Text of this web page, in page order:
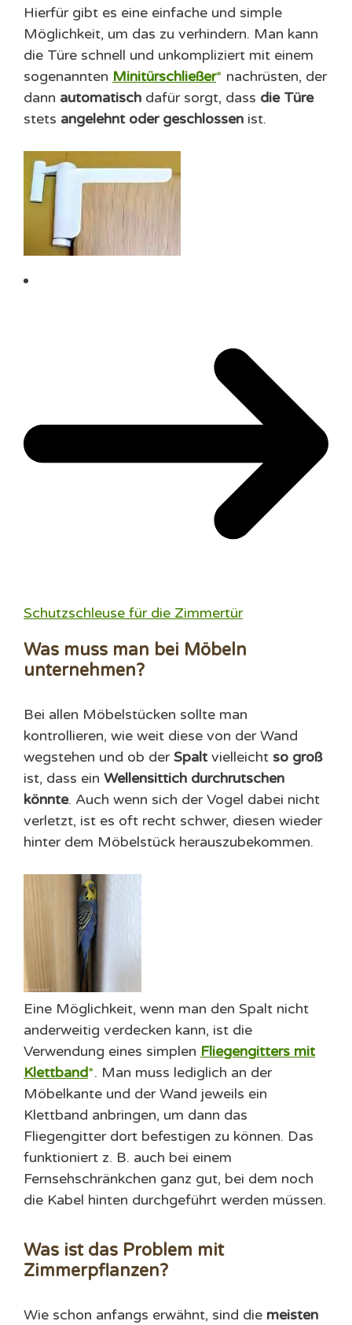
Hierfür gibt es eine einfache und simple
Möglichkeit, um das zu verhindern. Man kann
die Türe schnell und unkompliziert mit einem
sogenannten Minitürschließer
nachrüsten, der
dann automatisch dafür sorgt, dass die Türe
stets angelehnt oder geschlossen ist.
Schutzschleuse für die Zimmertür
Was muss man bei Möbeln
unternehmen?
Bei allen Möbelstücken sollte man
kontrollieren, wie weit diese von der Wand
wegstehen und ob derSpaltvielleicht so groß
ist, dass ein Wellensittich durchrutschen
könnte. Auch wenn sich der Vogel dabei nicht
verletzt, ist es oft recht schwer, diesen wieder
hinter dem Möbelstück herauszubekommen.
Eine Möglichkeit, wenn man den Spalt nicht
anderweitig verdecken kann, ist die
Verwendung eines simplen Fliegengitters mit
Klettband . Man muss lediglich an der
Möbelkante und der Wand jeweils ein
Klettband anbringen, um dann das
Fliegengitter dort befestigen zu können. Das
funktioniert z. B. auch bei einem
Fernsehschränkchen ganz gut, bei dem noch
die Kabel hinten durchgeführt werden müssen.
Was ist das Problem mit
Zimmerpflanzen?
Wie schon anfangs erwähnt, sind die meisten